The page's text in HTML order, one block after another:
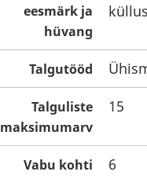
eesmärk ja
hüvang
Talgutööd
Talguliste
maksimumarv
15
Vabu kohti 6